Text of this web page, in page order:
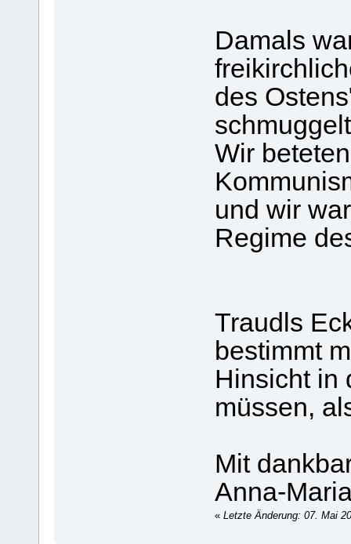
Damals
des
Wir
und wir
Regime
Traudls
bestimmt
Hinsicht in
müssen,
Mit
Anna-
« Letzte Änderung: 07. Mai